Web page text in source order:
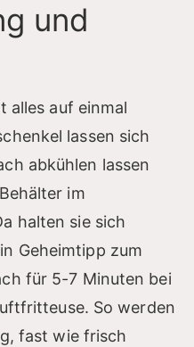
und
alles auf einmal
lassen sich
abkühlen lassen
im
halten sie sich
Geheimtipp zum
für 5-7 Minuten bei
So werden
fast wie frisch